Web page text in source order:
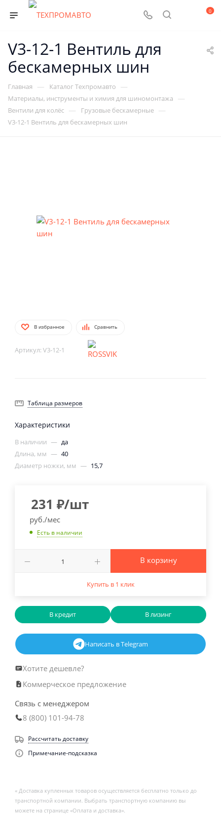
0
V3-12-1 Вентиль для
бескамерных шин
Главная — Каталог Техпромавто —
Материалы, инструменты и химия для шиномонтажа —
Вентили для колёс — Грузовые бескамерные —
V3-12-1 Вентиль для бескамерных шин
В избранное Сравнить
Артикул:V3-12-1
Таблица размеров
Характеристики
В наличии — да
Длина, мм — 40
Диаметр ножки, мм — 15,7
231 ₽/шт
руб./мес
Есть в наличии
В корзину
Купить в 1 клик
В кредит В лизинг
Написать в Telegram
Хотите дешевле?
Коммерческое предложение
Связь с менеджером
8 (800) 101-94-78
Рассчитать доставку
Примечание-подсказка
« Доставка купленных товаров осуществляется бесплатно только до
транспортной компании. Выбрать транспортную компанию вы
можете на странице «Оплата и доставка».